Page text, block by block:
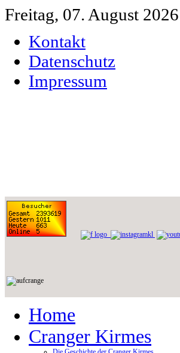
Freitag, 07. August 2026
Kontakt
Datenschutz
Impressum
Home
Cranger Kirmes